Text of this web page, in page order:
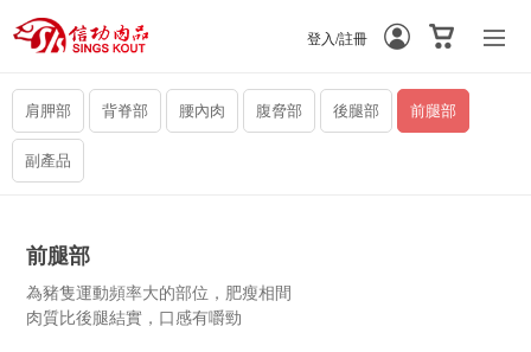
登入/註冊
肩胛部 背脊部 腰內肉 腹脅部 後腿部 前腿部
副產品
前腿部
為豬隻運動頻率大的部位，肥瘦相間
肉質比後腿結實，口感有嚼勁